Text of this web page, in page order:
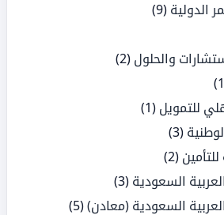
الدولية (9)
والحلول (2)
للتمويل (1)
(3)
(2)
السعودية (3)
السعودية (معادن)(5)